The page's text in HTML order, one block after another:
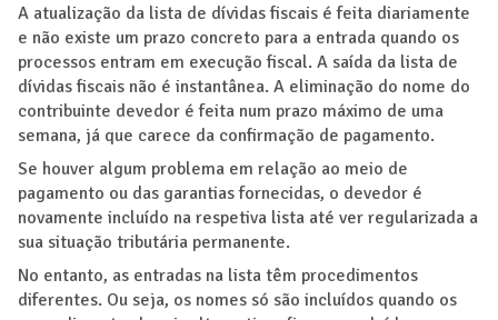
A atualização da lista de dívidas fiscais é feita diariamente
e não existe um prazo concreto para a entrada quando os
processos entram em execução fiscal. A saída da lista de
dívidas fiscais não é instantânea. A eliminação do nome do
contribuinte devedor é feita num prazo máximo de uma
semana, já que carece da confirmação de pagamento.
Se houver algum problema em relação ao meio de
pagamento ou das garantias fornecidas, o devedor é
novamente incluído na respetiva lista até ver regularizada a
sua situação tributária permanente.
No entanto, as entradas na lista têm procedimentos
diferentes. Ou seja, os nomes só são incluídos quando os